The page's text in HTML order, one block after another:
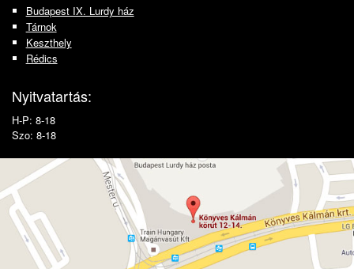
Budapest IX. Lurdy ház
Tárnok
Keszthely
Rédics
Nyitvatartás:
H-P: 8-18
Szo: 8-18